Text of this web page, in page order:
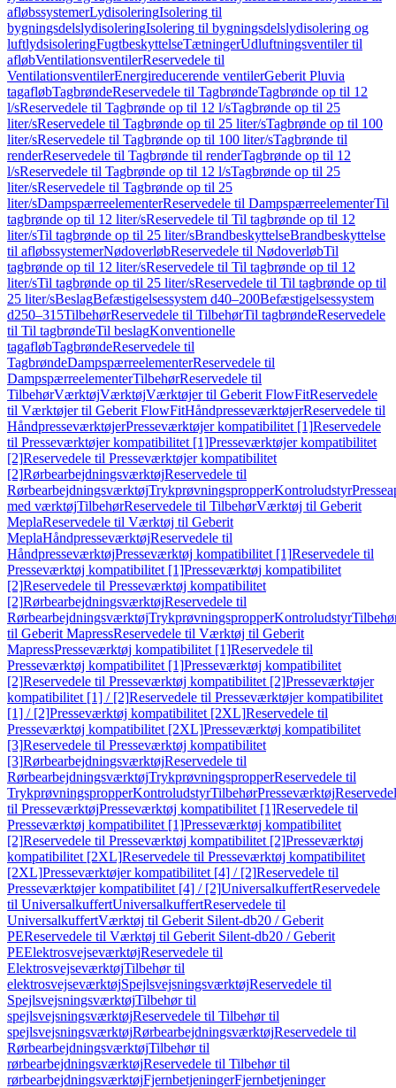
afløbssystemerLydisoleringIsolering til
bygningsdelslydisoleringIsolering til bygningsdelslydisolering og
luftlydsisoleringFugtbeskyttelseTætningerUdluftningsventiler til
afløbVentilationsventilerReservedele til
VentilationsventilerEnergireducerende ventilerGeberit Pluvia
tagafløbTagbrøndeReservedele til TagbrøndeTagbrønde op til 12
l/sReservedele til Tagbrønde op til 12 l/sTagbrønde op til 25
liter/sReservedele til Tagbrønde op til 25 liter/sTagbrønde op til 100
liter/sReservedele til Tagbrønde op til 100 liter/sTagbrønde til
renderReservedele til Tagbrønde til renderTagbrønde op til 12
l/sReservedele til Tagbrønde op til 12 l/sTagbrønde op til 25
liter/sReservedele til Tagbrønde op til 25
liter/sDampspærreelementerReservedele til DampspærreelementerTil
tagbrønde op til 12 liter/sReservedele til Til tagbrønde op til 12
liter/sTil tagbrønde op til 25 liter/sBrandbeskyttelseBrandbeskyttelse
til afløbssystemerNødoverløbReservedele til NødoverløbTil
tagbrønde op til 12 liter/sReservedele til Til tagbrønde op til 12
liter/sTil tagbrønde op til 25 liter/sReservedele til Til tagbrønde op til
25 liter/sBeslagBefæstigelsessystem d40–200Befæstigelsessystem
d250–315TilbehørReservedele til TilbehørTil tagbrøndeReservedele
til Til tagbrøndeTil beslagKonventionelle
tagafløbTagbrøndeReservedele til
TagbrøndeDampspærreelementerReservedele til
DampspærreelementerTilbehørReservedele til
TilbehørVærktøjVærktøjVærktøjer til Geberit FlowFitReservedele
til Værktøjer til Geberit FlowFitHåndpresseværktøjerReservedele til
HåndpresseværktøjerPresseværktøjer kompatibilitet [1]Reservedele
til Presseværktøjer kompatibilitet [1]Presseværktøjer kompatibilitet
[2]Reservedele til Presseværktøjer kompatibilitet
[2]RørbearbejdningsværktøjReservedele til
RørbearbejdningsværktøjTrykprøvningspropperKontroludstyr
med værktøjTilbehørReservedele til TilbehørVærktøj til Geberit
MeplaReservedele til Værktøj til Geberit
MeplaHåndpresseværktøjReservedele til
HåndpresseværktøjPresseværktøj kompatibilitet [1]Reservedele til
Presseværktøj kompatibilitet [1]Presseværktøj kompatibilitet
[2]Reservedele til Presseværktøj kompatibilitet
[2]RørbearbejdningsværktøjReservedele til
RørbearbejdningsværktøjTrykprøvningspropperKontroludstyr
til Geberit MapressReservedele til Værktøj til Geberit
MapressPresseværktøj kompatibilitet [1]Reservedele til
Presseværktøj kompatibilitet [1]Presseværktøj kompatibilitet
[2]Reservedele til Presseværktøj kompatibilitet [2]Presseværktøjer
kompatibilitet [1] / [2]Reservedele til Presseværktøjer kompatibilitet
[1] / [2]Presseværktøj kompatibilitet [2XL]Reservedele til
Presseværktøj kompatibilitet [2XL]Presseværktøj kompatibilitet
[3]Reservedele til Presseværktøj kompatibilitet
[3]RørbearbejdningsværktøjReservedele til
RørbearbejdningsværktøjTrykprøvningspropperReservedele til
TrykprøvningspropperKontroludstyrTilbehørPresseværktøj
til PresseværktøjPresseværktøj kompatibilitet [1]Reservedele til
Presseværktøj kompatibilitet [1]Presseværktøj kompatibilitet
[2]Reservedele til Presseværktøj kompatibilitet [2]Presseværktøj
kompatibilitet [2XL]Reservedele til Presseværktøj kompatibilitet
[2XL]Presseværktøjer kompatibilitet [4] / [2]Reservedele til
Presseværktøjer kompatibilitet [4] / [2]UniversalkuffertReservedele
til UniversalkuffertUniversalkuffertReservedele til
UniversalkuffertVærktøj til Geberit Silent-db20 / Geberit
PEReservedele til Værktøj til Geberit Silent-db20 / Geberit
PEElektrosvejseværktøjReservedele til
ElektrosvejseværktøjTilbehør til
elektrosvejseværktøjSpejlsvejsningsværktøjReservedele til
SpejlsvejsningsværktøjTilbehør til
spejlsvejsningsværktøjReservedele til Tilbehør til
spejlsvejsningsværktøjRørbearbejdningsværktøjReservedele til
RørbearbejdningsværktøjTilbehør til
rørbearbejdningsværktøjReservedele til Tilbehør til
rørbearbejdningsværktøjFjernbetjeningerFjernbetjeninger